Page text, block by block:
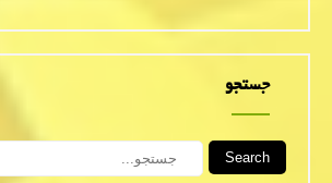
جستجو
Search